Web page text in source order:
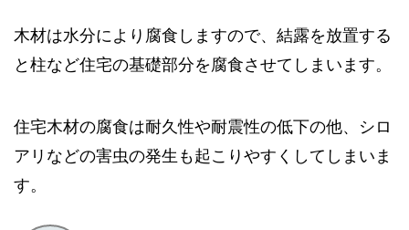
木材は水分により腐食しますので、結露を放置する
と柱など住宅の基礎部分を腐食させてしまいます。
住宅木材の腐食は耐久性や耐震性の低下の他、シロ
アリなどの害虫の発生も起こりやすくしてしまいま
す。